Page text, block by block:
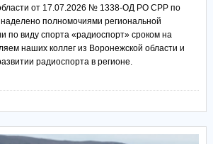
от 17.07.2026 № 1338-ОД РО СРР по
полномочиями региональной
по виду спорта «радиоспорт» сроком на
наших коллег из Воронежской области и
радиоспорта в регионе.